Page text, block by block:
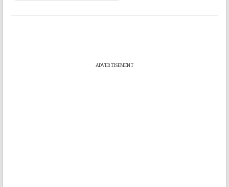
ADVERTISEMENT